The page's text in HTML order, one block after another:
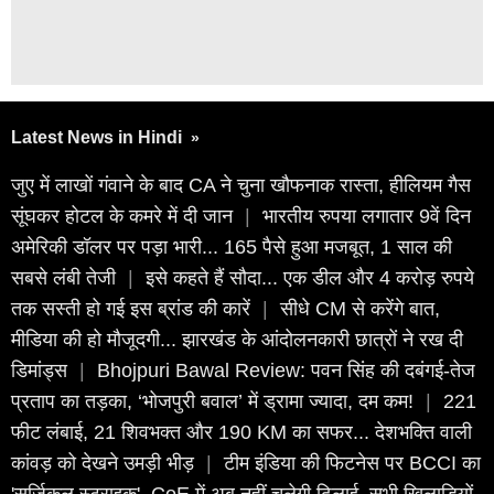
Latest News in Hindi »
जुए में लाखों गंवाने के बाद CA ने चुना खौफनाक रास्ता, हीलियम गैस
सूंघकर होटल के कमरे में दी जान
भारतीय रुपया लगातार 9वें दिन
अमेरिकी डॉलर पर पड़ा भारी... 165 पैसे हुआ मजबूत, 1 साल की
सबसे लंबी तेजी
इसे कहते हैं सौदा... एक डील और 4 करोड़ रुपये
तक सस्ती हो गई इस ब्रांड की कारें
सीधे CM से करेंगे बात,
मीडिया की हो मौजूदगी... झारखंड के आंदोलनकारी छात्रों ने रख दी
डिमांड्स
Bhojpuri Bawal Review: पवन सिंह की दबंगई-तेज
प्रताप का तड़का, ‘भोजपुरी बवाल’ में ड्रामा ज्यादा, दम कम!
221
फीट लंबाई, 21 शिवभक्त और 190 KM का सफर... देशभक्ति वाली
कांवड़ को देखने उमड़ी भीड़
टीम इंडिया की फिटनेस पर BCCI का